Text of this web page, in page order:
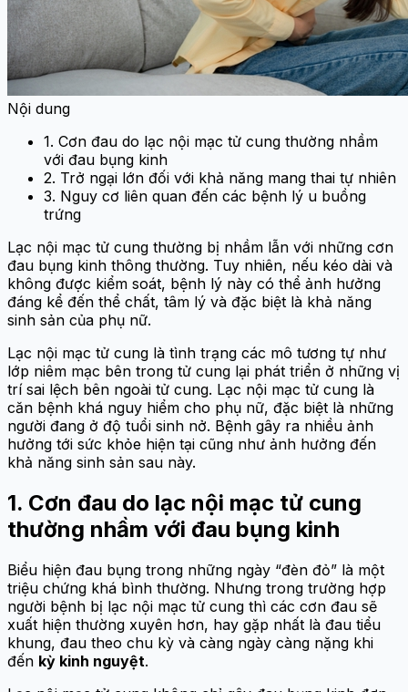
Nội dung
1. Cơn đau do lạc nội mạc tử cung thường nhầm
với đau bụng kinh
2. Trở ngại lớn đối với khả năng mang thai tự nhiên
3. Nguy cơ liên quan đến các bệnh lý u buồng
trứng
Lạc nội mạc tử cung thường bị nhầm lẫn với những cơn
đau bụng kinh thông thường. Tuy nhiên, nếu kéo dài và
không được kiểm soát, bệnh lý này có thể ảnh hưởng
đáng kể đến thể chất, tâm lý và đặc biệt là khả năng
sinh sản của phụ nữ.
Lạc nội mạc tử cung là tình trạng các mô tương tự như
lớp niêm mạc bên trong tử cung lại phát triển ở những vị
trí sai lệch bên ngoài tử cung. Lạc nội mạc tử cung là
căn bệnh khá nguy hiểm cho phụ nữ, đặc biệt là những
người đang ở độ tuổi sinh nở. Bệnh gây ra nhiều ảnh
hưởng tới sức khỏe hiện tại cũng như ảnh hưởng đến
khả năng sinh sản sau này.
1. Cơn đau do lạc nội mạc tử cung
thường nhầm với đau bụng kinh
Biểu hiện đau bụng trong những ngày “đèn đỏ” là một
triệu chứng khá bình thường. Nhưng trong trường hợp
người bệnh bị lạc nội mạc tử cung thì các cơn đau sẽ
xuất hiện thường xuyên hơn, hay gặp nhất là đau tiểu
khung, đau theo chu kỳ và càng ngày càng nặng khi
đến kỳ kinh nguyệt.